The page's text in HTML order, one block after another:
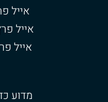
אייל
אייל פרץ
אייל
מדוע